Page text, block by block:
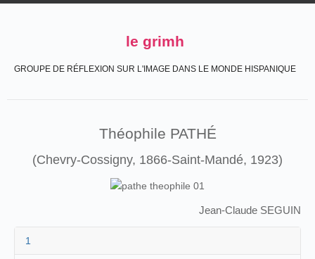
le grimh
GROUPE DE RÉFLEXION SUR L'IMAGE DANS LE MONDE HISPANIQUE
Théophile PATHÉ
(Chevry-Cossigny, 1866-Saint-Mandé, 1923)
Jean-Claude SEGUIN
1